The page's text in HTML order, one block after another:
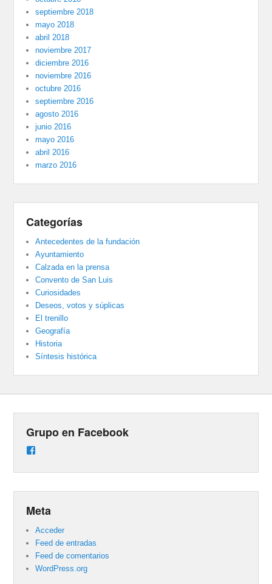
septiembre 2018
mayo 2018
abril 2018
noviembre 2017
diciembre 2016
noviembre 2016
octubre 2016
septiembre 2016
agosto 2016
junio 2016
mayo 2016
abril 2016
marzo 2016
Categorías
Antecedentes de la fundación
Ayuntamiento
Calzada en la prensa
Convento de San Luis
Curiosidades
Deseos, votos y súplicas
El trenillo
Geografía
Historia
Síntesis histórica
Grupo en Facebook
en
Meta
Acceder
Feed de entradas
Feed de comentarios
WordPress.org